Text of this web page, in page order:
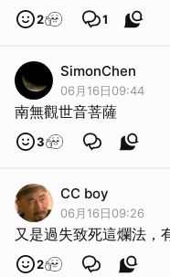
2 1
SimonChen
06月16日09:44
南無觀世音菩薩
3
CC boy
06月16日09:26
又是過失致死這爛法，
2